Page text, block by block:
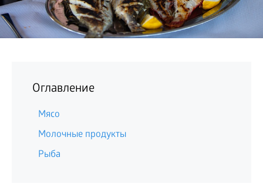
Оглавление
Мясо
Молочные продукты
Рыба